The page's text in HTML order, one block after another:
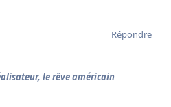
Répondre
le rêve américain